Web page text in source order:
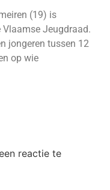
(19) is
Jeugdraad.
jongeren tussen 12
op wie
reactie te